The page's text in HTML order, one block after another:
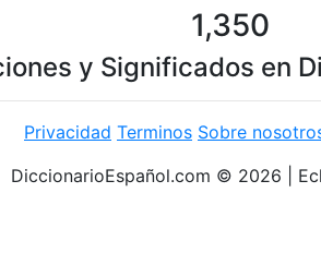
1,350
y Significados en
Privacidad Terminos Sobre
DiccionarioEspañol.com © 2026 |